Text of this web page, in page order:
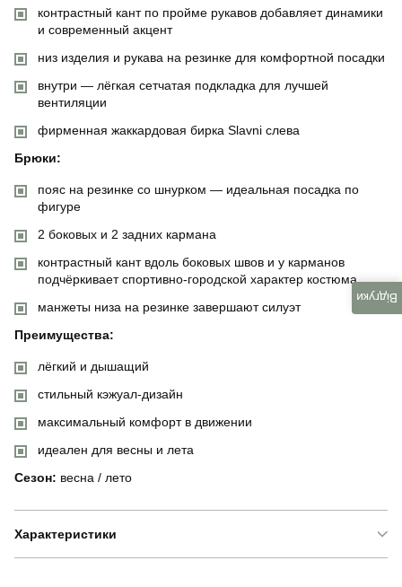
контрастный кант по пройме рукавов добавляет динамики
и современный акцент
низ изделия и рукава на резинке для комфортной посадки
внутри — лёгкая сетчатая подкладка для лучшей
вентиляции
фирменная жаккардовая бирка Slavni слева
Брюки:
пояс на резинке со шнурком — идеальная посадка по
фигуре
2 боковых и 2 задних кармана
контрастный кант вдоль боковых швов и у карманов
подчёркивает спортивно-городской характер костюма
манжеты низа на резинке завершают силуэт
Преимущества:
лёгкий и дышащий
стильный кэжуал-дизайн
максимальный комфорт в движении
идеален для весны и лета
Сезон: весна / лето
Характеристики
Відгуки